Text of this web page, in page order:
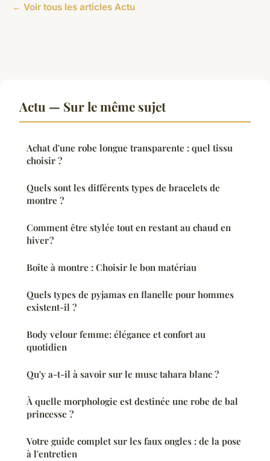
← Voir tous les articles Actu
Actu — Sur le même sujet
Achat d'une robe longue transparente : quel tissu
choisir ?
Quels sont les différents types de bracelets de
montre ?
Comment être stylée tout en restant au chaud en
hiver ?
Boîte à montre : Choisir le bon matériau
Quels types de pyjamas en flanelle pour hommes
existent-il ?
Body velour femme: élégance et confort au
quotidien
Qu'y a-t-il à savoir sur le musc tahara blanc ?
À quelle morphologie est destinée une robe de bal
princesse ?
Votre guide complet sur les faux ongles : de la pose
à l'entretien